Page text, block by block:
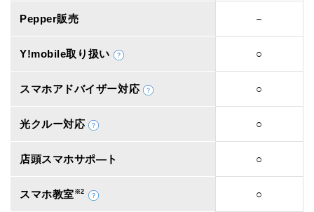
Pepper販売 －
Y!mobile取り扱い ○
スマホアドバイザー対応 ○
光クルー対応 ○
店頭スマホサポ―ト ○
スマホ教室 ※2 ○